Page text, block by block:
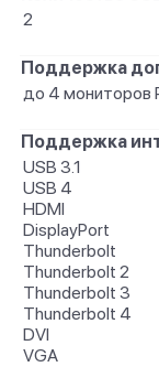
2
Поддержка
до 4 мониторов
Поддержка
USB 3.1
USB 4
HDMI
DisplayPort
Thunderbolt
Thunderbolt 2
Thunderbolt 3
Thunderbolt 4
DVI
VGA